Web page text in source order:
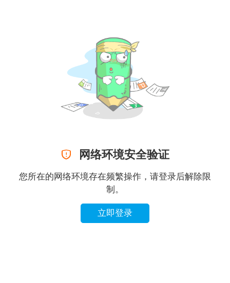
 网络环境安全验证
您所在的网络环境存在频繁操作，请登录后解除限
制。
立即登录